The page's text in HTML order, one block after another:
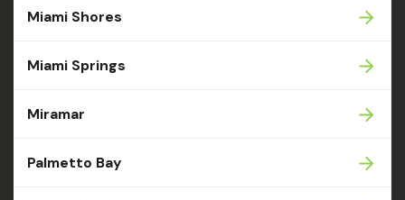
Miami Shores
Miami Springs
Miramar
Palmetto Bay